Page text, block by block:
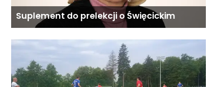
Suplement do prelekcji o Święcickim